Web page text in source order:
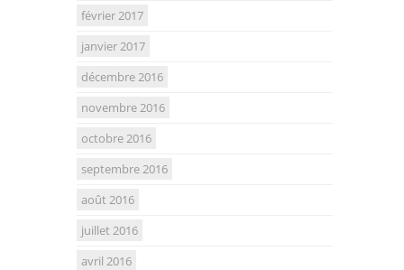
février 2017
janvier 2017
décembre 2016
novembre 2016
octobre 2016
septembre 2016
août 2016
juillet 2016
avril 2016